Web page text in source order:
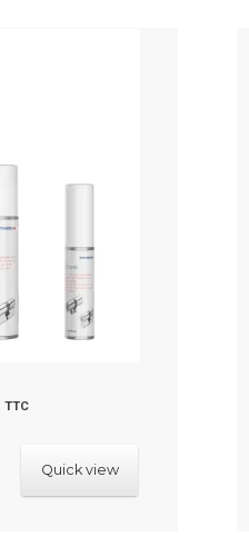
TTC
Quick view